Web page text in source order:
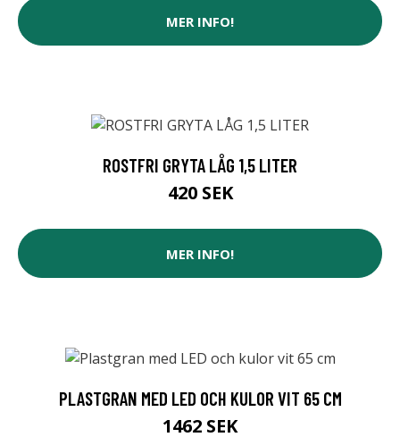
MER INFO!
ROSTFRI GRYTA LÅG 1,5 LITER
420 SEK
MER INFO!
PLASTGRAN MED LED OCH KULOR VIT 65 CM
1462 SEK